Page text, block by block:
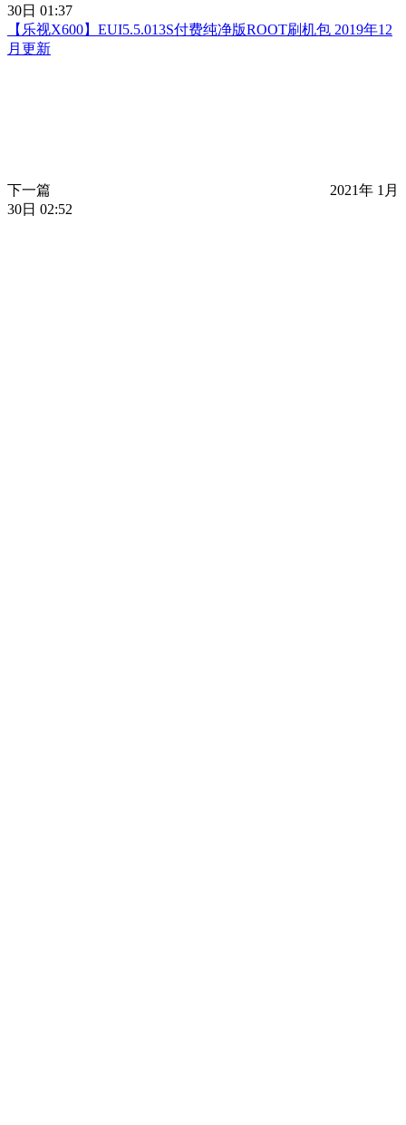
30日 01:37
【乐视X600】EUI5.5.013S付费纯净版ROOT刷机包 2019年12
月更新
下一篇
2021年 1月
30日 02:52